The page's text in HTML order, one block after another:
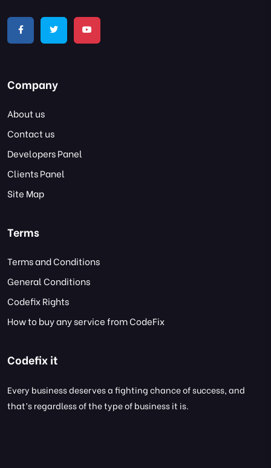
Company
About us
Contact us
Developers Panel
Clients Panel
Site Map
Terms
Terms and Conditions
General Conditions
Codefix Rights
How to buy any service from CodeFix
Codefix it
Every business deserves a fighting chance of success, and
that’s regardless of the type of business it is.